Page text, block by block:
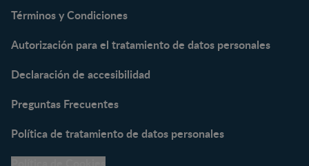
NAN® Supreme 3
NESTUM®
NESCARE®
Herramientas
Términos y Condiciones
Autorización para el tratamiento de datos personales
Declaración de accesibilidad
Preguntas Frecuentes
Política de tratamiento de datos personales